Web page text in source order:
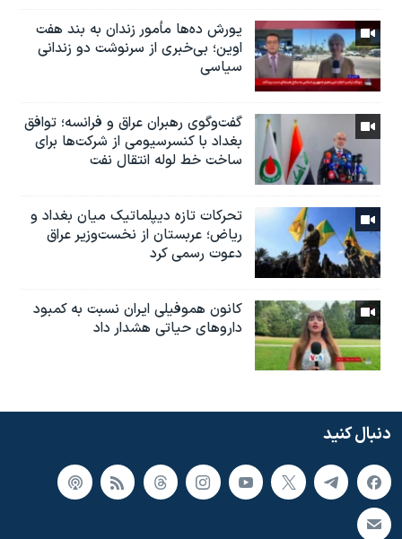
یورش ده‌ها مأمور زندان به بند هفت
اوین؛ بی‌خبری از سرنوشت دو زندانی
سیاسی
گفت‌وگوی رهبران عراق و فرانسه؛ توافق
بغداد با کنسرسیومی از شرکت‌ها برای
ساخت خط لوله انتقال نفت
تحرکات تازه دیپلماتیک میان بغداد و
ریاض؛ عربستان از نخست‌وزیر عراق
دعوت رسمی کرد
کانون هموفیلی ایران نسبت به کمبود
داروهای حیاتی هشدار داد
دنبال کنید